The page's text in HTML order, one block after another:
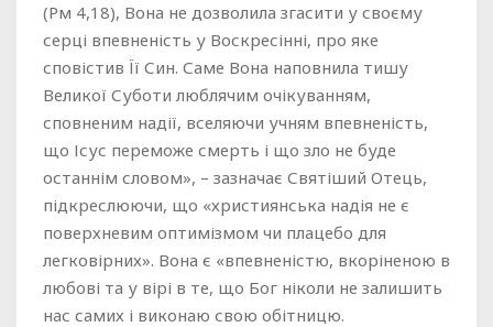
(Рм 4,18), Вона не дозволила згасити у своєму
серці впевненість у Воскресінні, про яке
сповістив Її Син. Саме Вона наповнила тишу
Великої Суботи люблячим очікуванням,
сповненим надії, вселяючи учням впевненість,
що Ісус переможе смерть і що зло не буде
останнім словом», – зазначає Святіший Отець,
підкреслюючи, що «християнська надія не є
поверхневим оптимізмом чи плацебо для
легковірних». Вона є «впевненістю, вкоріненою в
любові та у вірі в те, що Бог ніколи не залишить
нас самих і виконаю свою обітницю.